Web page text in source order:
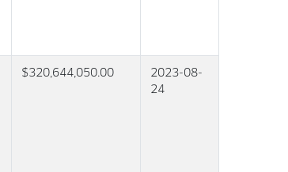
$320,644,050.00
2023-08-
24